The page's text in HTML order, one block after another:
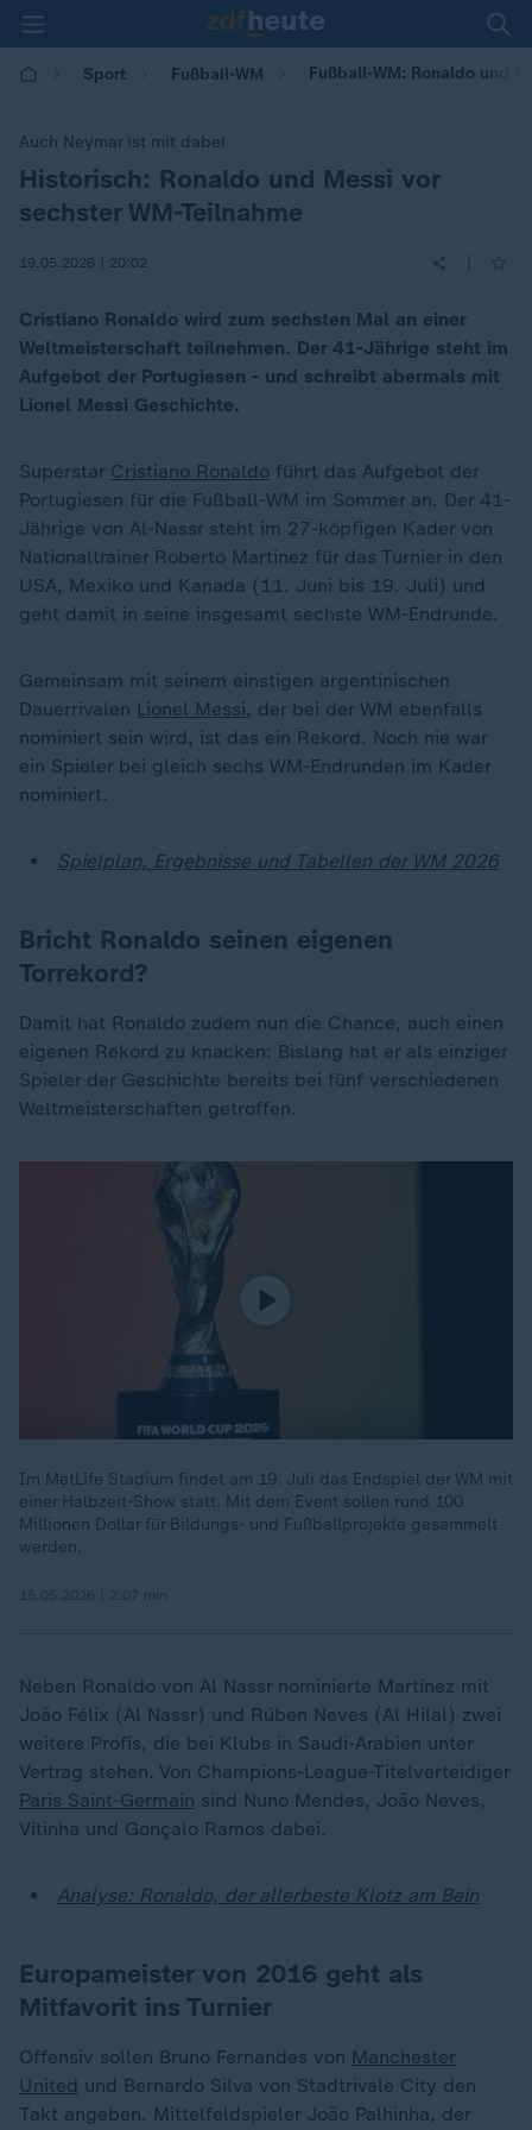
Sport Fußball-WM Fußball-WM: Ronaldo und
Auch Neymar ist mit dabei
:Historisch: Ronaldo und Messi vor
sechster WM-Teilnahme
19.05.2026 | 20:02
Cristiano Ronaldo wird zum sechsten Mal an einer
Weltmeisterschaft teilnehmen. Der 41-Jährige steht im
Aufgebot der Portugiesen - und schreibt abermals mit
Lionel Messi Geschichte.
Superstar Cristiano Ronaldo führt das Aufgebot der
Portugiesen für die Fußball-WM im Sommer an. Der 41-
Jährige von Al-Nassr steht im 27-köpfigen Kader von
Nationaltrainer Roberto Martinez für das Turnier in den
USA, Mexiko und Kanada (11. Juni bis 19. Juli) und
geht damit in seine insgesamt sechste WM-Endrunde.
Gemeinsam mit seinem einstigen argentinischen
Dauerrivalen Lionel Messi, der bei der WM ebenfalls
nominiert sein wird, ist das ein Rekord. Noch nie war
ein Spieler bei gleich sechs WM-Endrunden im Kader
nominiert.
Spielplan, Ergebnisse und Tabellen der WM 2026
Bricht Ronaldo seinen eigenen
Torrekord?
Damit hat Ronaldo zudem nun die Chance, auch einen
eigenen Rekord zu knacken: Bislang hat er als einziger
Spieler der Geschichte bereits bei fünf verschiedenen
Weltmeisterschaften getroffen.
Im MetLife Stadium findet am 19. Juli das Endspiel der WM mit
einer Halbzeit-Show statt. Mit dem Event sollen rund 100
Millionen Dollar für Bildungs- und Fußballprojekte gesammelt
werden.
Neben Ronaldo von Al Nassr nominierte Martínez mit
João Félix (Al Nassr) und Rúben Neves (Al Hilal) zwei
weitere Profis, die bei Klubs in Saudi-Arabien unter
Vertrag stehen. Von Champions-League-Titelverteidiger
Paris Saint-Germain sind Nuno Mendes, João Neves,
Vitinha und Gonçalo Ramos dabei.
Analyse: Ronaldo, der allerbeste Klotz am Bein
Europameister von 2016 geht als
Mitfavorit ins Turnier
Offensiv sollen Bruno Fernandes von Manchester
United und Bernardo Silva von Stadtrivale City den
Takt angeben. Mittelfeldspieler João Palhinha, der